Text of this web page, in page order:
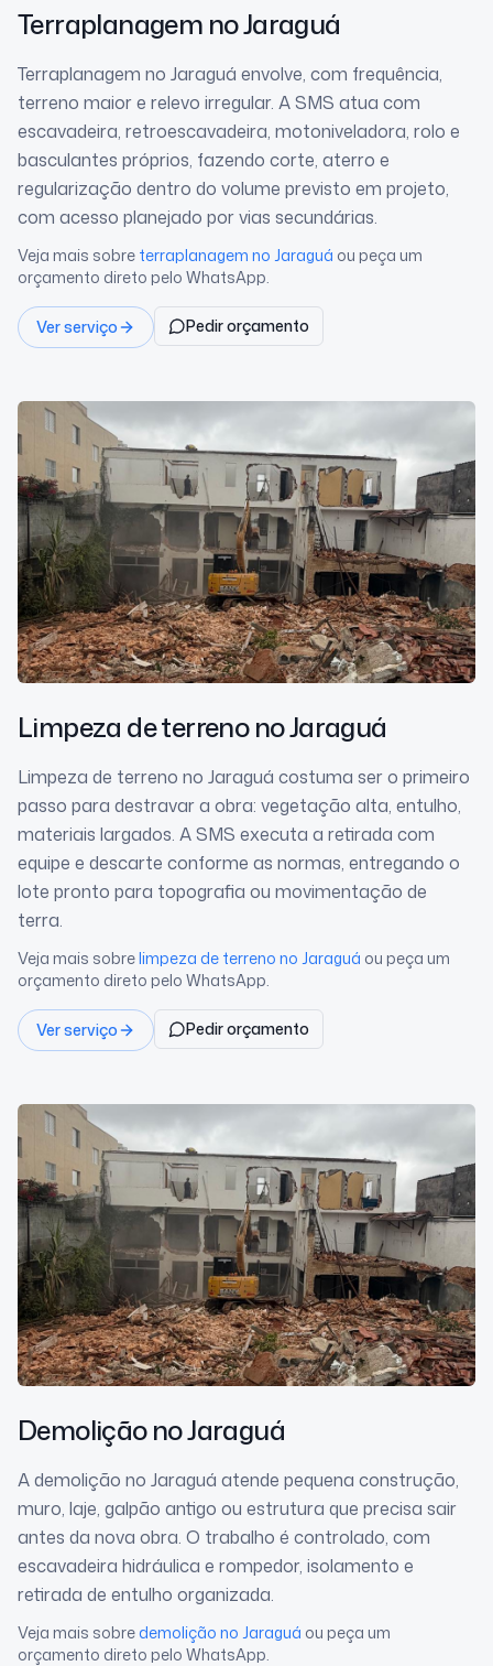
Terraplanagem no Jaraguá
Terraplanagem no Jaraguá envolve, com frequência,
terreno maior e relevo irregular. A SMS atua com
escavadeira, retroescavadeira, motoniveladora, rolo e
basculantes próprios, fazendo corte, aterro e
regularização dentro do volume previsto em projeto,
com acesso planejado por vias secundárias.
Veja mais sobre terraplanagem no Jaraguá ou peça um
orçamento direto pelo WhatsApp.
Ver serviço Pedir orçamento
Limpeza de terrenono Jaraguá
Limpeza de terreno no Jaraguá costuma ser o primeiro
passo para destravar a obra: vegetação alta, entulho,
materiais largados. A SMS executa a retirada com
equipe e descarte conforme as normas, entregando o
lote pronto para topografia ou movimentação de
terra.
Veja mais sobrelimpeza de terreno no Jaraguá ou peça um
orçamento direto pelo WhatsApp.
Ver serviço Pedir orçamento
Demoliçãono Jaraguá
A demolição no Jaraguá atende pequena construção,
muro, laje, galpão antigo ou estrutura que precisa sair
antes da nova obra. O trabalho é controlado, com
escavadeira hidráulica e rompedor, isolamento e
retirada de entulho organizada.
Veja mais sobredemolição no Jaraguá ou peça um
orçamento direto pelo WhatsApp.